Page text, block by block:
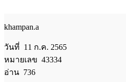
khampan.a
วันที่ 11 ก.ค. 2565
หมายเลข 43334
อ่าน 736